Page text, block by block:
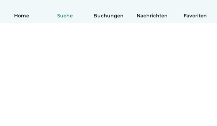
Home Suche Buchungen Nachrichten Favoriten